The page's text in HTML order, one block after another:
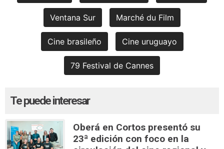
Ventana Sur Marché du Film
Cine brasileño Cine uruguayo
79 Festival de Cannes
Te puede interesar
Oberá en Cortos presentó su
23ª edición con foco en la